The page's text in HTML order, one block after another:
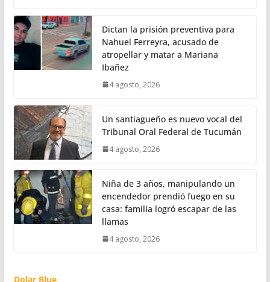
Dictan la prisión preventiva para
Nahuel Ferreyra, acusado de
atropellar y matar a Mariana
Ibañez
4 agosto, 2026
Un santiagueño es nuevo vocal del
Tribunal Oral Federal de Tucumán
4 agosto, 2026
Niña de 3 años, manipulando un
encendedor prendió fuego en su
casa: familia logró escapar de las
llamas
4 agosto, 2026
Dolar Blue